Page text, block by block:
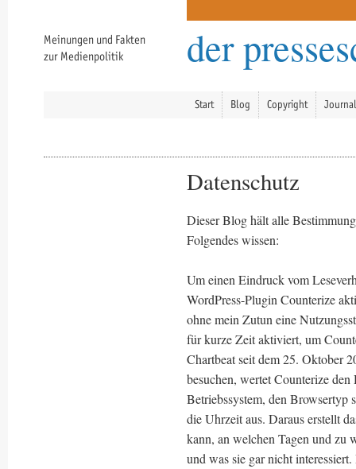
Meinungen und Fakten
zur Medienpolitik
der
Start Blog Copyright
Datenschutz
Dieser Blog hält alle
Folgendes wissen:
Um einen Eindruck vom
WordPress-Plugin Counterize
ohne mein Zutun eine
für kurze Zeit aktiviert, um
Chartbeat seit dem 25. Oktober
besuchen, wertet Counterize
Betriebssystem, den Browsertyp
die Uhrzeit aus. Daraus erstellt
kann, an welchen Tagen und zu
und was sie gar nicht